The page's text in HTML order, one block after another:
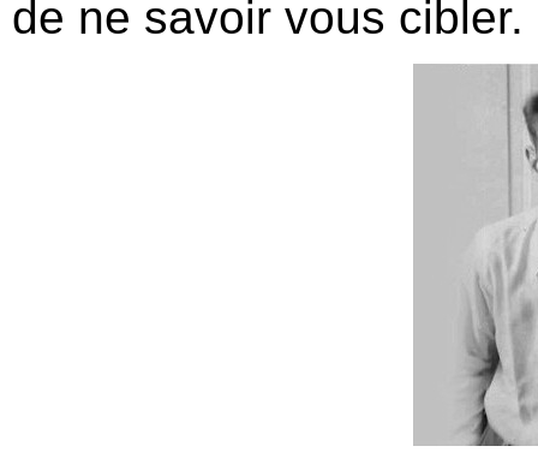
de ne savoir vous cibler.